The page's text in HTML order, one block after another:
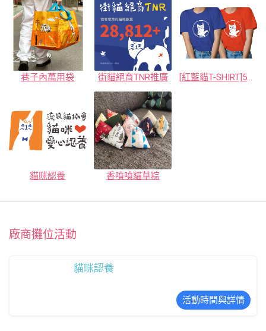
巷子內萬用袋 街貓絕育TNR推廣 [紅藍貓T-SHIRT]520不只是一天而是與貓咪貼身的天天
貓咪認養 香噴噴貓草粽
廠商攤位活動
貓咪認養
活動時間與詳情